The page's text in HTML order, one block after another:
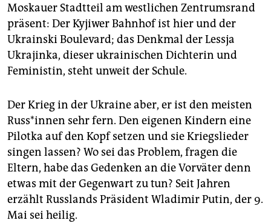
Moskauer Stadtteil am westlichen Zentrumsrand
präsent: Der Kyjiwer Bahnhof ist hier und der
Ukrainski Boulevard; das Denkmal der Lessja
Ukrajinka, dieser ukrainischen Dichterin und
Feministin, steht unweit der Schule.
Der Krieg in der Ukraine aber, er ist den meisten
Rus­s*in­nen sehr fern. Den eigenen Kindern eine
Pilotka auf den Kopf setzen und sie Kriegslieder
singen lassen? Wo sei das Problem, fragen die
Eltern, habe das Gedenken an die Vorväter denn
etwas mit der Gegenwart zu tun? Seit Jahren
erzählt Russlands Präsident Wladimir Putin, der 9.
Mai sei heilig.